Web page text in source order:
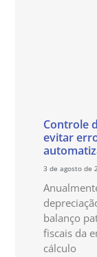
Controle
evitar
3 de agosto de
balanço
fiscais da
cálculo